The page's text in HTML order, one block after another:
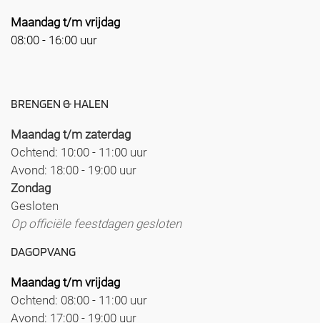
Maandag t/m vrijdag
08:00 - 16:00 uur
BRENGEN & HALEN
Maandag t/m zaterdag
Ochtend: 10:00 - 11:00 uur
Avond: 18:00 - 19:00 uur
Zondag
Gesloten
Op officiële feestdagen gesloten
DAGOPVANG
Maandag t/m vrijdag
Ochtend: 08:00 - 11:00 uur
Avond: 17:00 - 19:00 uur